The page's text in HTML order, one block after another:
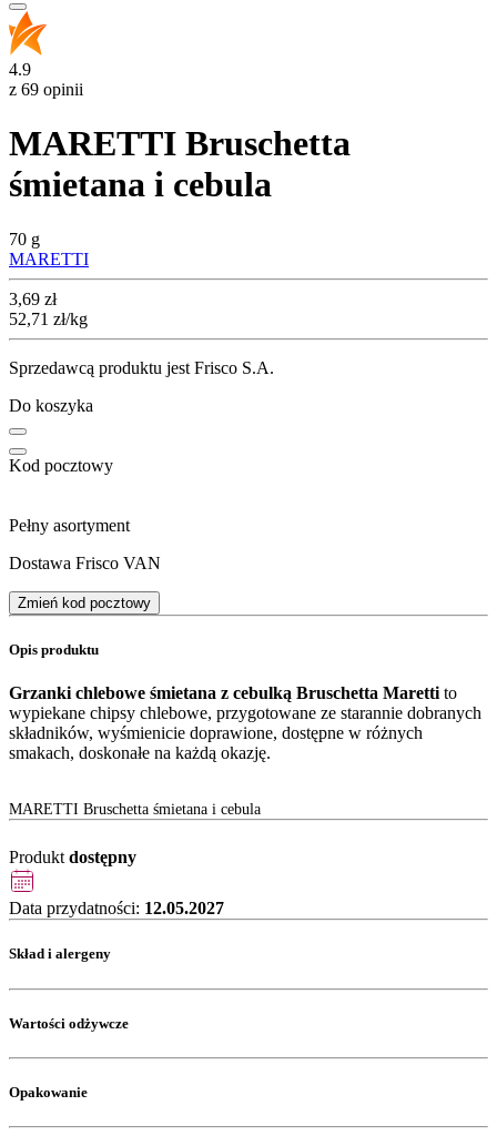
4.9
z 69 opinii
MARETTI Bruschetta
śmietana i cebula
70 g
MARETTI
Cena
3,69 zł
52,71 zł/kg
Sprzedawcą produktu jest Frisco S.A.
Do koszyka
Kod pocztowy
Pełny asortyment
Dostawa Frisco VAN
Zmień kod pocztowy
Opis produktu
Grzanki chlebowe śmietana z cebulką Bruschetta Maretti to
wypiekane chipsy chlebowe, przygotowane ze starannie dobranych
składników, wyśmienicie doprawione, dostępne w różnych
smakach, doskonałe na każdą okazję.
MARETTI Bruschetta śmietana i cebula
Produkt dostępny
Data przydatności: 12.05.2027
Skład i alergeny
Wartości odżywcze
Opakowanie